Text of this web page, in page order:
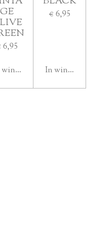
GE
6,95
€ 6,95
In